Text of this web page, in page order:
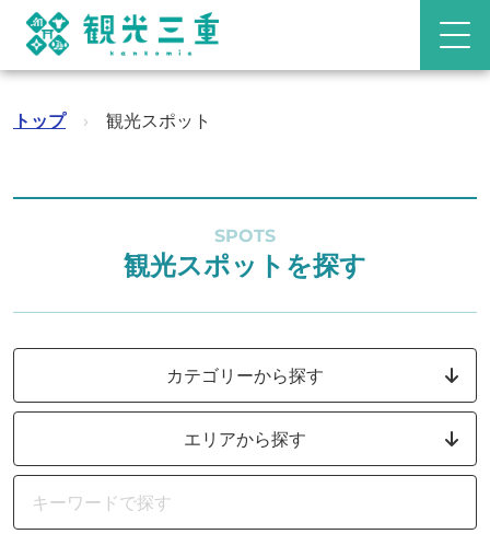
トップ › 観光スポット
SPOTS
観光スポットを探す
カテゴリーから探す
エリアから探す